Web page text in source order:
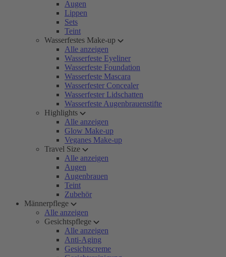
Augen
Lippen
Sets
Teint
Wasserfestes Make-up
Alle anzeigen
Wasserfeste Eyeliner
Wasserfeste Foundation
Wasserfeste Mascara
Wasserfester Concealer
Wasserfester Lidschatten
Wasserfeste Augenbrauenstifte
Highlights
Alle anzeigen
Glow Make-up
Veganes Make-up
Travel Size
Alle anzeigen
Augen
Augenbrauen
Teint
Zubehör
Männerpflege
Alle anzeigen
Gesichtspflege
Alle anzeigen
Anti-Aging
Gesichtscreme